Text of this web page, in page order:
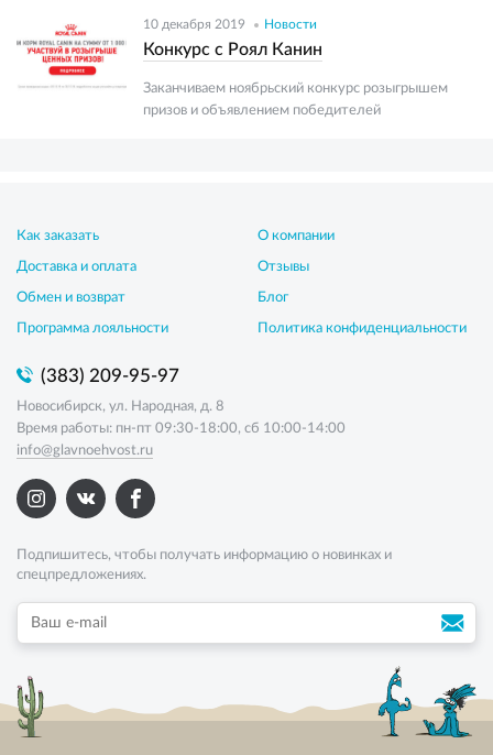
10 декабря 2019 Новости
Конкурс с Роял Канин
Заканчиваем ноябрьский конкурс розыгрышем
призов и объявлением победителей
Как заказать
Доставка и оплата
Обмен и возврат
Программа лояльности
О компании
Отзывы
Блог
Политика конфиденциальности
(383) 209-95-97
Новосибирск, ул. Народная, д. 8
Время работы: пн-пт 09:30-18:00, сб 10:00-14:00
info@glavnoehvost.ru
Подпишитесь, чтобы получать информацию о новинках и
спецпредложениях.